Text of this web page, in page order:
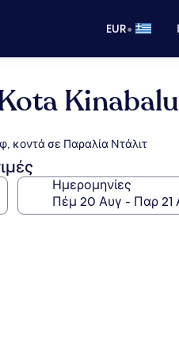
EUR•
Kinabalu
κοντά σε Παραλία Ντάλιτ
Ημερομηνίες